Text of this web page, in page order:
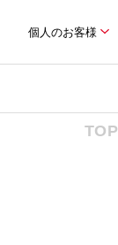
個人のお客様
TOP